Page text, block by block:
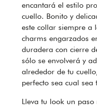
encantará el estilo
cuello. Bonito y
este collar siempre a
charms engarzados
duradera con cierre
sólo se envolverá y
alrededor de tu
perfecto sea cual sea
Lleva tu look un